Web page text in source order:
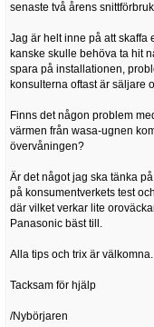
senaste två årens
Jag är helt inne på att skaffa
kanske skulle behöva ta hit
spara på installationen,
konsulterna oftast är säljare
Finns det någon problem
värmen från wasa-ugnen
övervåningen?
Är det något jag ska tänka
på konsumentverkets test
där vilket verkar lite
Panasonic bäst till.
Alla tips och trix är
Tacksam för hjälp
/Nybörjaren